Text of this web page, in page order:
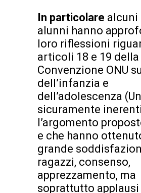
In particolare alcuni
alunni hanno
loro riflessioni
articoli 18 e 19 della
Convenzione ONU
dell’infanzia e
dell’adolescenza
sicuramente
l’argomento
e che hanno
grande
ragazzi, consenso,
apprezzamento, ma
soprattutto applausi